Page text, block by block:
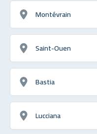
Montévrain
Saint-Ouen
Bastia
Lucciana